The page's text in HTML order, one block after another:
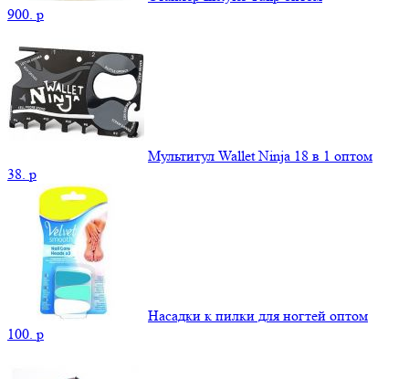
900. p
Мультитул Wallet Ninja 18 в 1 оптом
38. p
Насадки к пилки для ногтей оптом
100. p